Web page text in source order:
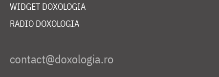
WIDGET DOXOLOGIA
RADIO DOXOLOGIA